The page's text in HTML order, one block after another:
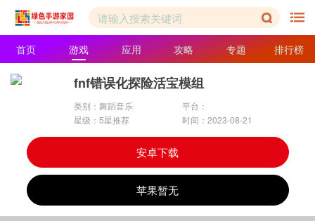
首页 游戏 应用 攻略 专题 排行榜
fnf错误化探险活宝模组
类别：舞蹈音乐
平台：
星级：5星推荐
时间：2023-08-21
安卓下载
苹果暂无